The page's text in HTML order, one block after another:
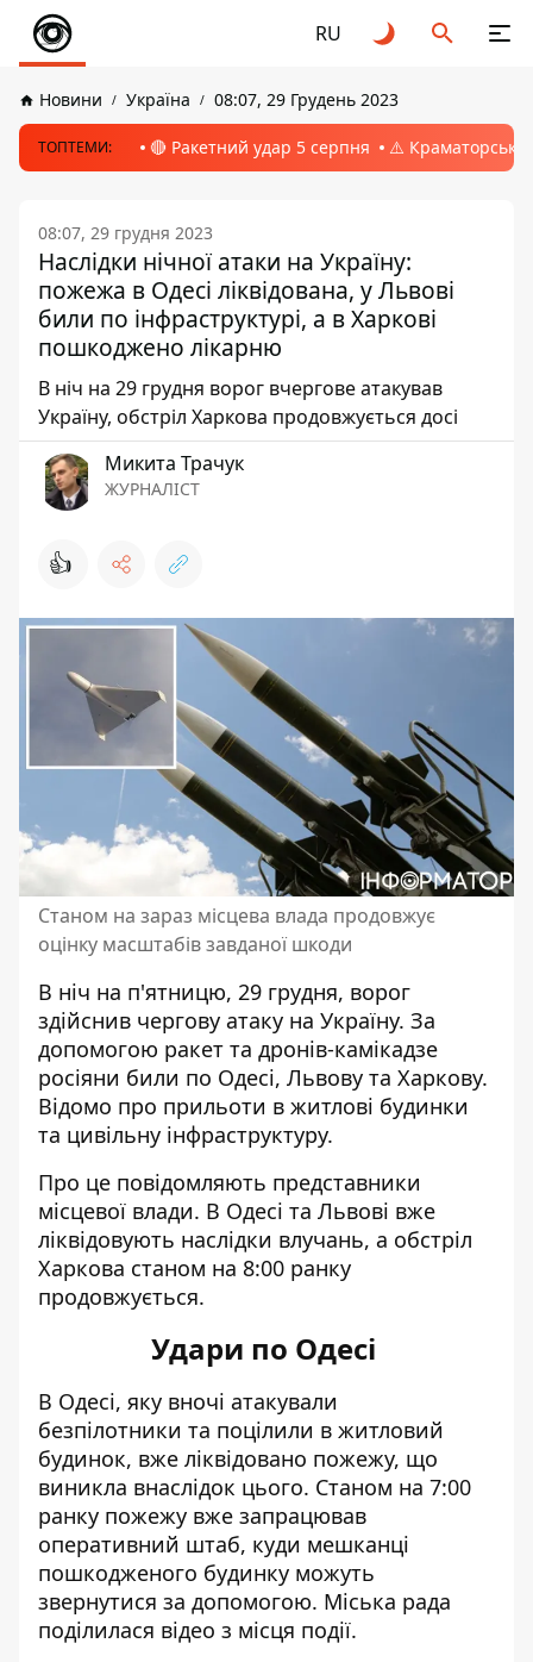
RU
Новини Україна 08:07, 29 Грудень 2023
ТОПТЕМИ: 🔴 Ракетний удар 5 серпня ⚠️ Краматорськ,
08:07, 29 грудня 2023
Наслідки нічної атаки на Україну:
пожежа в Одесі ліквідована, у Львові
били по інфраструктурі, а в Харкові
пошкоджено лікарню
В ніч на 29 грудня ворог вчергове атакував
Україну, обстріл Харкова продовжується досі
Микита Трачук
ЖУРНАЛІСТ
👍
Станом на зараз місцева влада продовжує
оцінку масштабів завданої шкоди
В ніч на п'ятницю, 29 грудня, ворог
здійснив чергову атаку на Україну. За
допомогою ракет та дронів-камікадзе
росіяни били по Одесі, Львову та Харкову.
Відомо про прильоти в житлові будинки
та цивільну інфраструктуру.
Про це повідомляють представники
місцевої влади. В Одесі та Львові вже
ліквідовують наслідки влучань, а обстріл
Харкова станом на 8:00 ранку
продовжується.
Удари по Одесі
В Одесі, яку вночі атакували
безпілотники та поцілили в житловий
будинок, вже ліквідовано пожежу, що
виникла внаслідок цього. Станом на 7:00
ранку пожежу вже запрацював
оперативний штаб, куди мешканці
пошкодженого будинку можуть
звернутися за допомогою. Міська рада
поділилася відео з місця події.